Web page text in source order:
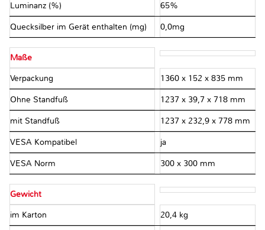
Luminanz (%) 65%
Quecksilber im Gerät enthalten (mg) 0,0mg
Maße
Verpackung 1360 x 152 x 835 mm
Ohne Standfuß 1237 x 39,7 x 718 mm
mit Standfuß 1237 x 232,9 x 778 mm
VESA Kompatibel ja
VESA Norm 300 x 300 mm
Gewicht
im Karton 20,4 kg